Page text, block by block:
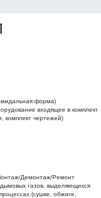
форма)
входящее в комплект
комплект чертежей)
Демонтаж/Ремонт
газов, выделяющихся
(сушке, обжиге,